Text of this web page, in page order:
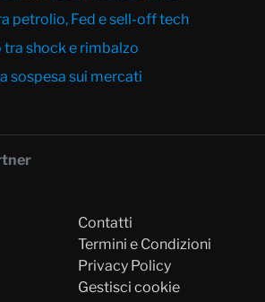
petrolio, Fed e sell-off tech
tra shock e rimbalzo
sospesa sui mercati
Contatti
Termini e Condizioni
Privacy Policy
Gestisci cookie